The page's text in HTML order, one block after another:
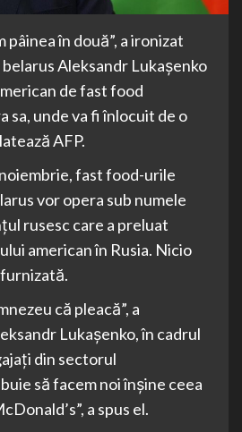
pâinea în două”, a ironizat
Aleksandr Lukaşenko
de fast food
sa, unde va fi înlocuit de o
AFP.
fast food-urile
vor opera sub numele
rusesc care a preluat
american în Rusia. Nicio
că pleacă”, a
Lukaşenko, în cadrul
din sectorul
să facem noi înşine ceea
a spus el.